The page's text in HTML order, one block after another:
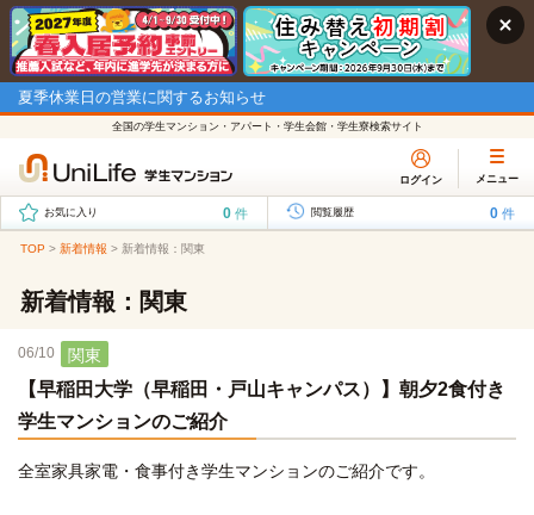
夏季休業日の営業に関するお知らせ
全国の学生マンション・アパート・学生会館・学生寮検索サイト
ログイン メニュー
お気に入り 0 件 閲覧履歴 0 件
TOP > 新着情報 > 新着情報：関東
新着情報：関東
06/10 関東
【早稲田大学（早稲田・戸山キャンパス）】朝夕2食付き
学生マンションのご紹介
全室家具家電・食事付き学生マンションのご紹介です。